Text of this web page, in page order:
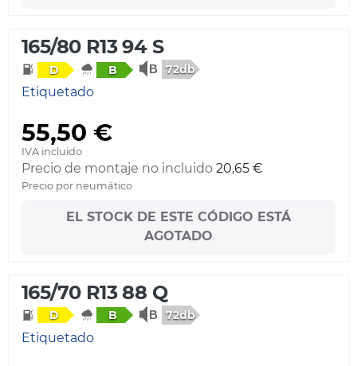
165/80 R13 94 S
D B 72db
Etiquetado
55,50 €
IVA incluido
Precio de montaje no incluido 20,65 €
Precio por neumático
EL STOCK DE ESTE CÓDIGO ESTÁ
AGOTADO
165/70 R13 88 Q
D B 72db
Etiquetado